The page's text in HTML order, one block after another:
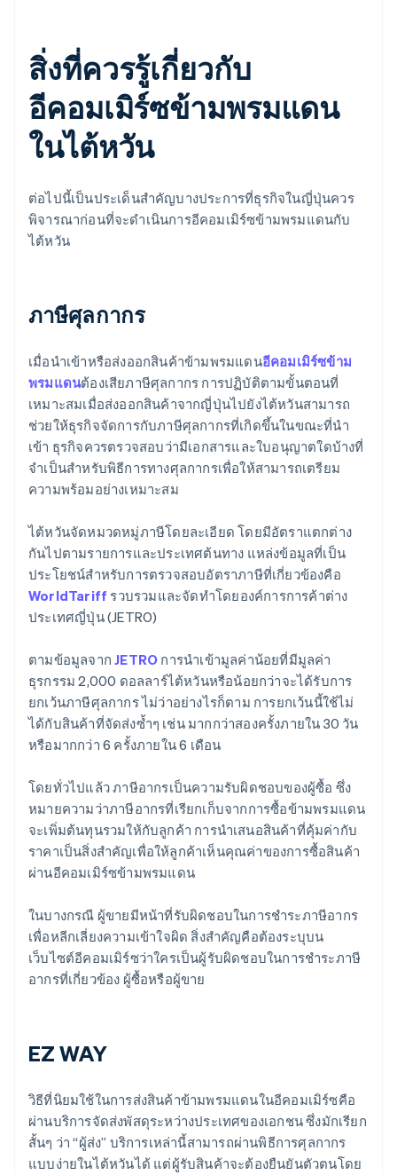
สิ่งที่ควรรู้เกี่ยวกับ
อีคอมเมิร์ซข้ามพรมแดน
ในไต้หวัน
ต่อไปนี้เป็นประเด็นสำคัญบางประการที่ธุรกิจในญี่ปุ่นควร
พิจารณาก่อนที่จะดำเนินการอีคอมเมิร์ซข้ามพรมแดนกับ
ไต้หวัน
ภาษีศุลกากร
เมื่อนําเข้าหรือส่งออกสินค้าข้ามพรมแดนอีคอมเมิร์ซข้าม
พรมแดนต้องเสียภาษีศุลกากร การปฏิบัติตามขั้นตอนที่
เหมาะสมเมื่อส่งออกสินค้าจากญี่ปุ่นไปยังไต้หวันสามารถ
ช่วยให้ธุรกิจจัดการกับภาษีศุลกากรที่เกิดขึ้นในขณะที่นํา
เข้า ธุรกิจควรตรวจสอบว่ามีเอกสารและใบอนุญาตใดบ้างที่
จําเป็นสําหรับพิธีการทางศุลกากรเพื่อให้สามารถเตรียม
ความพร้อมอย่างเหมาะสม
ไต้หวันจัดหมวดหมู่ภาษีโดยละเอียด โดยมีอัตราแตกต่าง
กันไปตามรายการและประเทศต้นทาง แหล่งข้อมูลที่เป็น
ประโยชน์สําหรับการตรวจสอบอัตราภาษีที่เกี่ยวข้องคือ
WorldTariff รวบรวมและจัดทําโดยองค์การการค้าต่าง
ประเทศญี่ปุ่น (JETRO)
ตามข้อมูลจากJETRO การนําเข้ามูลค่าน้อยที่มีมูลค่า
ธุรกรรม 2,000 ดอลลาร์ไต้หวันหรือน้อยกว่าจะได้รับการ
ยกเว้นภาษีศุลกากร ไม่ว่าอย่างไรก็ตาม การยกเว้นนี้ใช้ไม่
ได้กับสินค้าที่จัดส่งซ้ำๆ เช่น มากกว่าสองครั้งภายใน 30 วัน
หรือมากกว่า 6 ครั้งภายใน 6 เดือน
โดยทั่วไปแล้ว ภาษีอากรเป็นความรับผิดชอบของผู้ซื้อ ซึ่ง
หมายความว่าภาษีอากรที่เรียกเก็บจากการซื้อข้ามพรมแดน
จะเพิ่มต้นทุนรวมให้กับลูกค้า การนำเสนอสินค้าที่คุ้มค่ากับ
ราคาเป็นสิ่งสำคัญเพื่อให้ลูกค้าเห็นคุณค่าของการซื้อสินค้า
ผ่านอีคอมเมิร์ซข้ามพรมแดน
ในบางกรณี ผู้ขายมีหน้าที่รับผิดชอบในการชำระภาษีอากร
เพื่อหลีกเลี่ยงความเข้าใจผิด สิ่งสำคัญคือต้องระบุบน
เว็บไซต์อีคอมเมิร์ซว่าใครเป็นผู้รับผิดชอบในการชำระภาษี
อากรที่เกี่ยวข้อง ผู้ซื้อหรือผู้ขาย
EZ WAY
วิธีที่นิยมใช้ในการส่งสินค้าข้ามพรมแดนในอีคอมเมิร์ซคือ
ผ่านบริการจัดส่งพัสดุระหว่างประเทศของเอกชน ซึ่งมักเรียก
สั้นๆ ว่า “ผู้ส่ง” บริการเหล่านี้สามารถผ่านพิธีการศุลกากร
แบบง่ายในไต้หวันได้ แต่ผู้รับสินค้าจะต้องยืนยันตัวตนโดย